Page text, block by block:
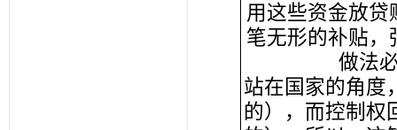
用这些资金放
笔无形的补贴，
做法
站在国家的角度
的），而控制权